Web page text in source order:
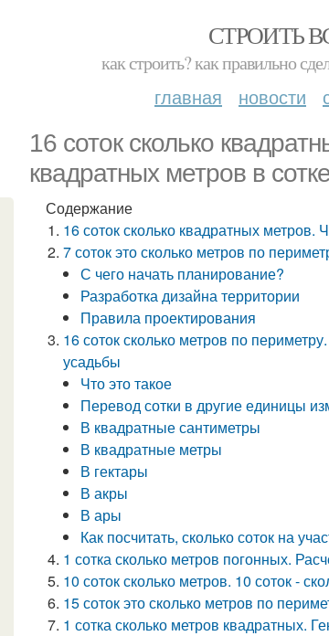
СТРОИТЬ
как строить? как правильно
главная новости
16 соток сколько
квадратных метров в
Содержание
16 соток сколько квадратных метров.
7 соток это сколько метров по
С чего начать планирование?
Разработка дизайна территории
Правила проектирования
16 соток сколько метров по
усадьбы
Что это такое
Перевод сотки в другие единицы
В квадратные сантиметры
В квадратные метры
В гектары
В акры
В ары
Как посчитать, сколько соток на
1 сотка сколько метров погонных.
10 соток сколько метров. 10 соток -
15 соток это сколько метров по
1 сотка сколько метров квадратных.